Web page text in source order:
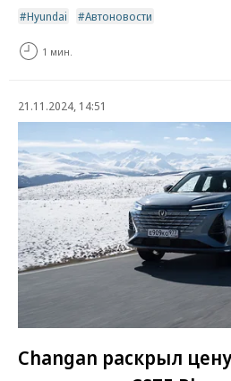
Hyundai Автоновости
1 мин.
21.11.2024, 14:51
Changan раскрыл